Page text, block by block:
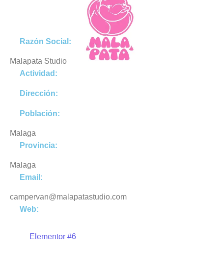
Razón Social:
Malapata Studio
Actividad:
Dirección:
Población:
Malaga
Provincia:
Malaga
Email:
campervan@malapatastudio.com
Web:
Elementor #6